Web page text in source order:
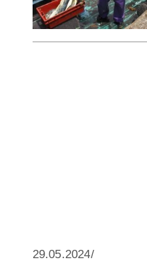
29.05.2024/